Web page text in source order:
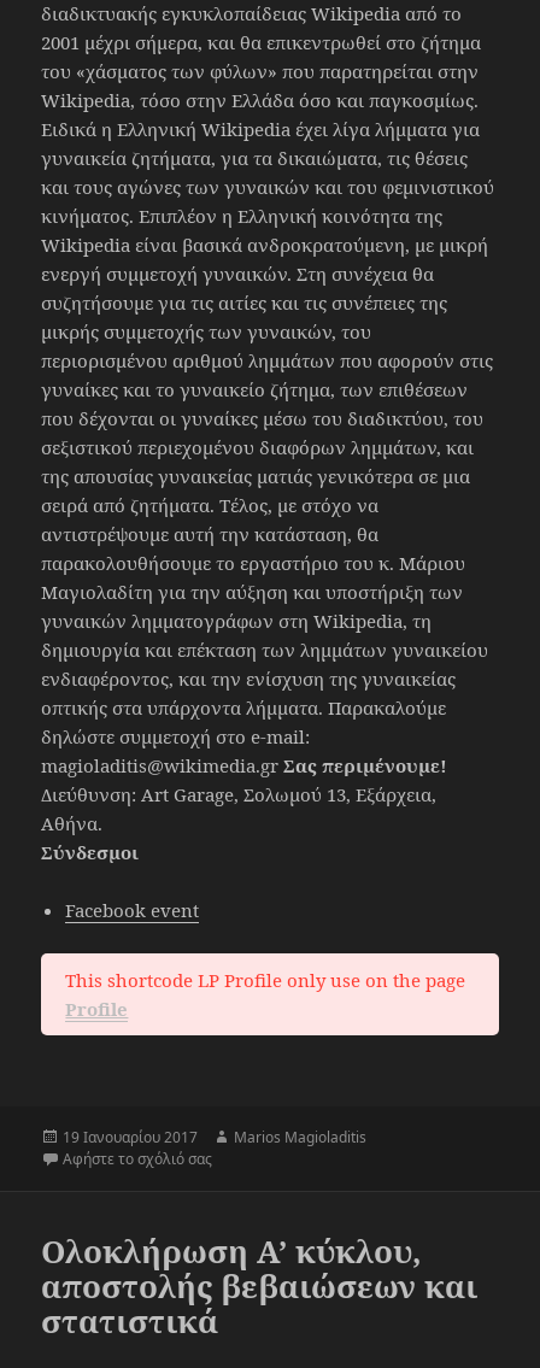
διαδικτυακής εγκυκλοπαίδειας Wikipedia από το
2001 μέχρι σήμερα, και θα επικεντρωθεί στο ζήτημα
του «χάσματος των φύλων» που παρατηρείται στην
Wikipedia, τόσο στην Ελλάδα όσο και παγκοσμίως.
Ειδικά η Ελληνική Wikipedia έχει λίγα λήμματα για
γυναικεία ζητήματα, για τα δικαιώματα, τις θέσεις
και τους αγώνες των γυναικών και του φεμινιστικού
κινήματος. Επιπλέον η Ελληνική κοινότητα της
Wikipedia είναι βασικά ανδροκρατούμενη, με μικρή
ενεργή συμμετοχή γυναικών. Στη συνέχεια θα
συζητήσουμε για τις αιτίες και τις συνέπειες της
μικρής συμμετοχής των γυναικών, του
περιορισμένου αριθμού λημμάτων που αφορούν στις
γυναίκες και το γυναικείο ζήτημα, των επιθέσεων
που δέχονται οι γυναίκες μέσω του διαδικτύου, του
σεξιστικού περιεχομένου διαφόρων λημμάτων, και
της απουσίας γυναικείας ματιάς γενικότερα σε μια
σειρά από ζητήματα. Τέλος, με στόχο να
αντιστρέψουμε αυτή την κατάσταση, θα
παρακολουθήσουμε το εργαστήριο του κ. Μάριου
Μαγιολαδίτη για την αύξηση και υποστήριξη των
γυναικών λημματογράφων στη Wikipedia, τη
δημιουργία και επέκταση των λημμάτων γυναικείου
ενδιαφέροντος, και την ενίσχυση της γυναικείας
οπτικής στα υπάρχοντα λήμματα. Παρακαλούμε
δηλώστε συμμετοχή στο e-mail:
magioladitis@wikimedia.grΣας περιμένουμε!
Διεύθυνση: Art Garage, Σολωμού 13, Εξάρχεια,
Αθήνα.
Σύνδεσμοι
Facebook event
This shortcode LP Profile only use on the page
Profile
Δημοσιεύτηκε
την
19 Ιανουαρίου 2017 Συντάκτης
Marios Magioladitis
Αφήστε το σχόλιό σαςστο Ενισχύουμε τη γυναικεία οπτική στη
Ολοκλήρωση Α’ κύκλου,
αποστολής βεβαιώσεων και
στατιστικά